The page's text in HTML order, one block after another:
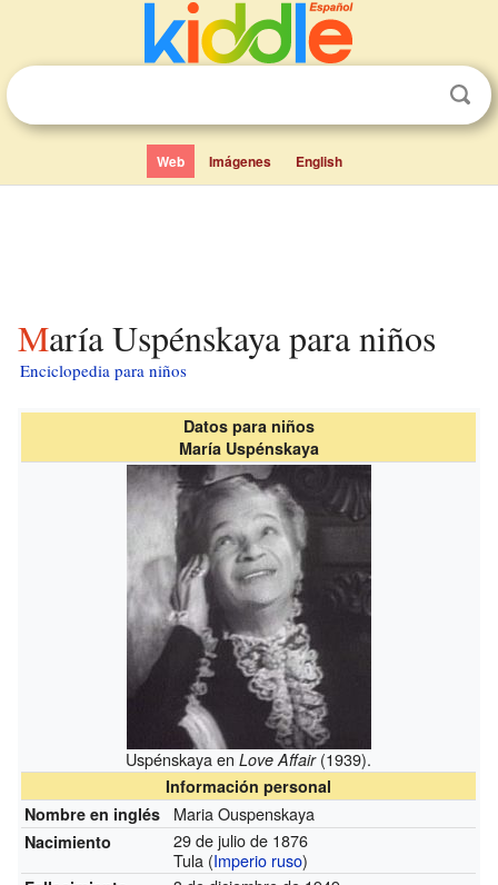
Web Imágenes English
María Uspénskaya para niños
Enciclopedia para niños
Datos para niños
María Uspénskaya
Uspénskaya enLove Affair(1939).
Información personal
Nombre en inglés
Maria Ouspenskaya
Nacimiento
29 de julio de 1876
Tula (Imperio ruso)